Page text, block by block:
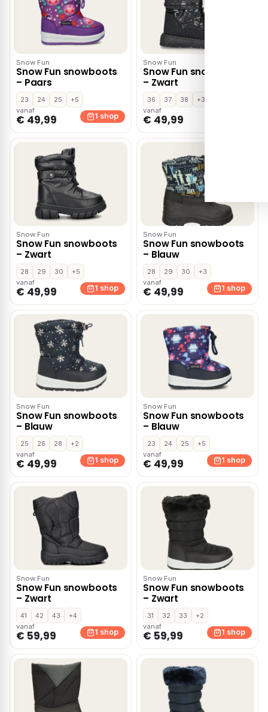
Snow Fun
Snow Fun snowboots
– Paars
23 24 25
+5
vanaf
€ 49,99 1 shop
Snow Fun
Snow Fun snowboots
– Zwart
36 37 38
+3
vanaf
€ 49,99
Snow Fun
Snow Fun snowboots
– Zwart
28 29 30
+5
vanaf
€ 49,99 1 shop
Snow Fun
Snow Fun snowboots
– Blauw
28 29 30
+3
vanaf
€ 49,99 1 shop
Snow Fun
Snow Fun snowboots
– Blauw
25 26 28
+2
vanaf
€ 49,99 1 shop
Snow Fun
Snow Fun snowboots
– Blauw
23 24 25
+5
vanaf
€ 49,99 1 shop
Snow Fun
Snow Fun snowboots
– Zwart
41 42 43
+4
vanaf
€ 59,99 1 shop
Snow Fun
Snow Fun snowboots
– Zwart
31 32 33
+2
vanaf
€ 59,99 1 shop